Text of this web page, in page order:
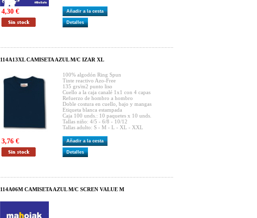
4,30 € Añadir a la cesta
Detalles
114A13XL CAMISETA AZUL M/C IZAR XL
100% algodón Ring Spun
Tinte reactivo Azo-Free
135 grs/m2 punto liso
Cuello a la caja canalé 1x1 con 4 capas
Refuerzo de hombro a hombro
Doble costura en cuello, bajo y mangas
Etiqueta blanca estampada
Caja 100 unds.: 10 paquetes x 10 unds.
Tallas niño: 4/5 - 6/8 - 10/12
Tallas adulto: S - M - L - XL - XXL
3,76 € Añadir a la cesta
Detalles
114A06M CAMISETA AZUL M/C SCREN VALUE M